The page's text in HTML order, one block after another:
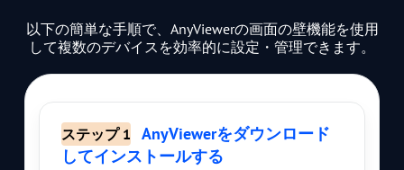
以下の簡単な手順で、AnyViewerの画面の壁機能を使用
して複数のデバイスを効率的に設定・管理できます。
ステップ 1
AnyViewerをダウンロード
してインストールする